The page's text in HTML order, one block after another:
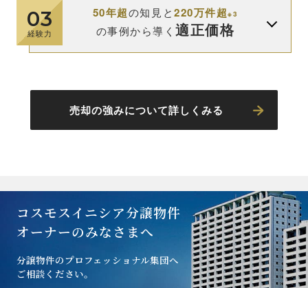
03
経験力
50年超の知見と220万件超※3
の事例から導く適正価格
売却の強みについて詳しくみる
コスモスイニシア分譲物件
オーナーのみなさまへ
分譲物件のプロフェッショナル集団へ
ご相談ください。